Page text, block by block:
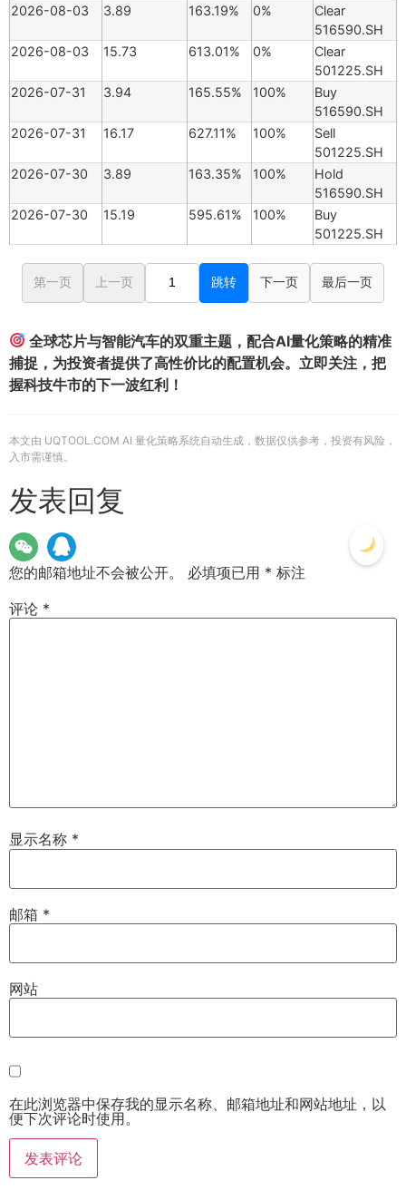
2026-08-03
3.89 163.19% 0%
Clear
516590.SH
2026-08-03
15.73 613.01% 0%
Clear
501225.SH
2026-07-31
3.94 165.55% 100%
Buy
516590.SH
2026-07-31
16.17 627.11% 100%
Sell
501225.SH
2026-07-30
3.89 163.35% 100%
Hold
516590.SH
2026-07-30
15.19 595.61% 100%
Buy
501225.SH
第一页 上一页 跳转 下一页 最后一页
全球芯片与智能汽车的双重主题，配合AI量化策略的精准
捕捉，为投资者提供了高性价比的配置机会。立即关注，把
握科技牛市的下一波红利！
本文由 UQTOOL.COM AI 量化策略系统自动生成，数据仅供参考，投资有风险，
入市需谨慎。
发表回复
您的邮箱地址不会被公开。 必填项已用 * 标注
评论 *
显示名称 *
邮箱 *
网站
在此浏览器中保存我的显示名称、邮箱地址和网站地址，以
便下次评论时使用。